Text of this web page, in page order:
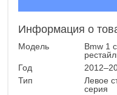
Информация о
Модель
Bmw 1
Год
Тип
Левое
серия